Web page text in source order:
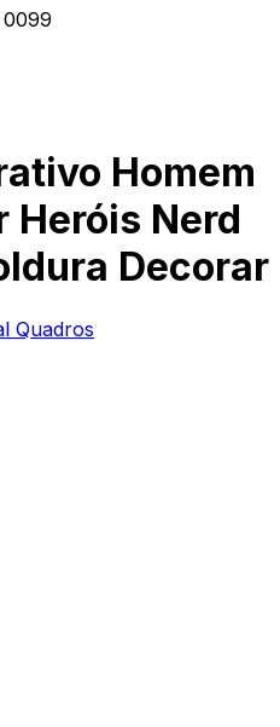
Homem
Heróis Nerd
Decorar
Quadros